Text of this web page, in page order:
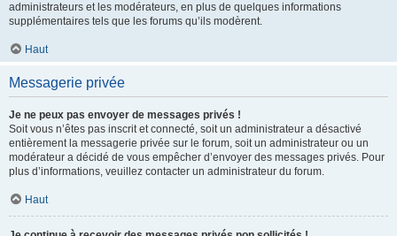
administrateurs et les modérateurs, en plus de quelques informations
supplémentaires tels que les forums qu’ils modèrent.
Haut
Messagerie privée
Je ne peux pas envoyer de messages privés !
Soit vous n’êtes pas inscrit et connecté, soit un administrateur a désactivé
entièrement la messagerie privée sur le forum, soit un administrateur ou un
modérateur a décidé de vous empêcher d’envoyer des messages privés. Pour
plus d’informations, veuillez contacter un administrateur du forum.
Haut